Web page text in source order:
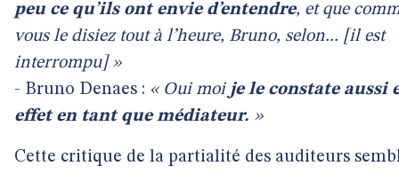
peu ce qu’ils ont envie d’entendre, et que
vous le disiez tout à l’heure, Bruno, selon... [il est
interrompu] »
- Bruno Denaes : « Oui moi je le constate aussi
effet en tant que médiateur. »
Cette critique de la partialité des auditeurs